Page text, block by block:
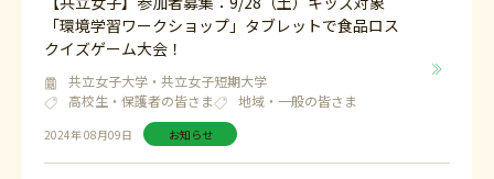
2024年 08月09日 お知らせ
「環境学習ワークショップ」タブレットで食品ロス
クイズゲーム大会！
共立女子大学・共立女子短期大学
高校生・保護者の皆さま
地域・一般の皆さま